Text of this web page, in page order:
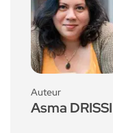
Auteur
Asma DRISSI